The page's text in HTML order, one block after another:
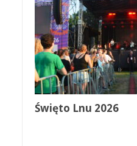
Święto Lnu 2026